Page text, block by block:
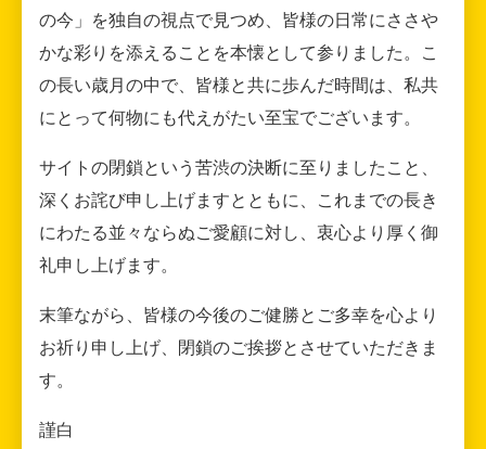
の今」を独自の視点で見つめ、皆様の日常にささや
かな彩りを添えることを本懐として参りました。こ
の長い歳月の中で、皆様と共に歩んだ時間は、私共
にとって何物にも代えがたい至宝でございます。
サイトの閉鎖という苦渋の決断に至りましたこと、
深くお詫び申し上げますとともに、これまでの長き
にわたる並々ならぬご愛顧に対し、衷心より厚く御
礼申し上げます。
末筆ながら、皆様の今後のご健勝とご多幸を心より
お祈り申し上げ、閉鎖のご挨拶とさせていただきま
す。
謹白